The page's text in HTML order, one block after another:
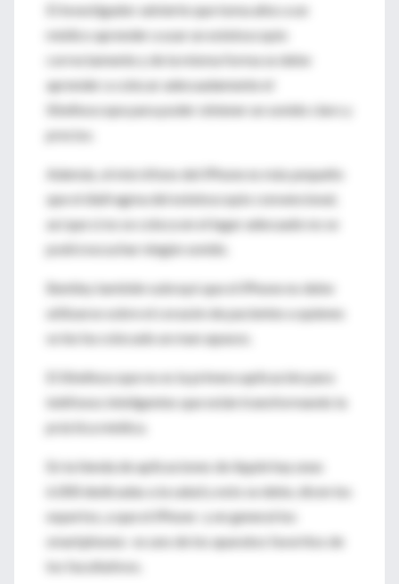
El investigador advierte que toma años a un
médico aprender a usar un estetoscopio
correctamente y de la misma forma se debe
aprender a colocar adecuadamente el
iStethoscope para poder obtener un sonido claro y
preciso.
Además, el micrófono del iPhone es más pequeño
que el diafragma del estetoscopio convencional,
así que si no se coloca en el lugar adecuado no se
podrá escuchar ningún sonido.
Bentley también subrayó que el iPhone no debe
utilizarse sobre el corazón de pacientes a quienes
se les ha colocado un marcapasos.
El iStethoscope no es la primera aplicación para
teléfonos inteligentes que están transformando la
práctica médica.
En la tienda de aplicaciones de Apple hay unas
6.000 dedicadas a la salud y esto se debe, dicen los
expertos, a que el iPhone -y en general los
smartphones- es uno de los aparatos favoritos de
los facultativos.